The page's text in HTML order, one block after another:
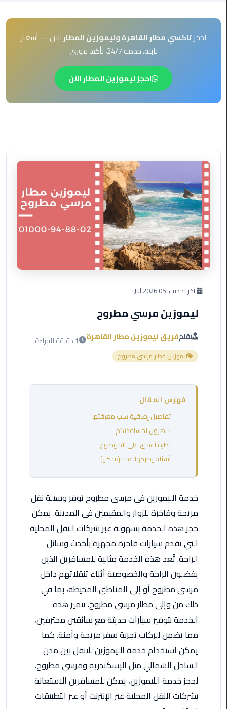
ليموزين
العرب
برج
ليموزين
برج
العرب
القاهرة
ليموزين
برج
العرب
دهب
ليموزين
العرب
ليموزين
العرب
الشيخ
مطار
العالمين
ليموزين
العرب
اسكندرية
ليموزين
الاسكندرية
ليموزين
القاهرة
احجزتاكسي مطار القاهرة وليموزين المطارالآن — أسعار
ثابتة، خدمة 24/7، تأكيد فوري
احجز ليموزين المطار الآن
آخر تحديث:05 Jul 2026
ليموزين مرسي مطروح
بقلمفريق ليموزين مطار القاهرة 1 دقيقة للقراءة
ليموزين مطار مرسي مطروح
فهرس المقال
تفاصيل إضافية يجب معرفتها
جاهزون لمساعدتكم
نظرة أعمق على الموضوع
أسئلة يطرحها عملاؤنا كثيرًا
خدمة الليموزين في مرسى مطروح توفر وسيلة نقل
مريحة وفاخرة للزوار والمقيمين في المدينة. يمكن
حجز هذه الخدمة بسهولة عبر شركات النقل المحلية
التي تقدم سيارات فاخرة مجهزة بأحدث وسائل
الراحة. تُعد هذه الخدمة مثالية للمسافرين الذين
يفضلون الراحة والخصوصية أثناء تنقلاتهم داخل
مرسى مطروح أو إلى المناطق المحيطة، بما في
ذلك من وإلى مطار مرسى مطروح. تتميز هذه
الخدمة بتوفير سيارات حديثة مع سائقين محترفين،
مما يضمن للركاب تجربة سفر مريحة وآمنة. كما
يمكن استخدام خدمة الليموزين للتنقل بين مدن
الساحل الشمالي مثل الإسكندرية ومرسى مطروح.
لحجز خدمة الليموزين، يمكن للمسافرين الاستعانة
بشركات النقل المحلية عبر الإنترنت أو عبر التطبيقات